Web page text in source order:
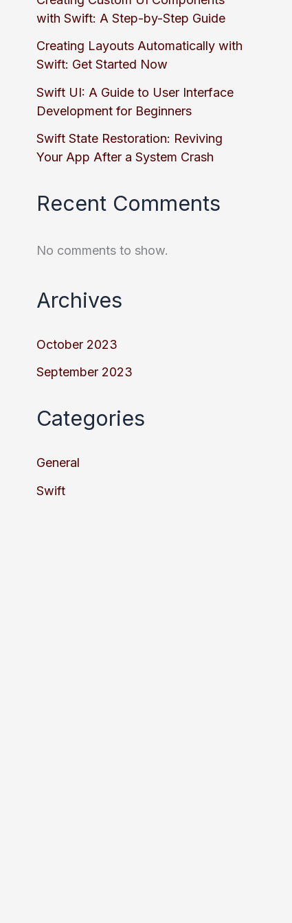
with Swift: A Step-by-Step Guide
Creating Layouts Automatically with
Swift: Get Started Now
Swift UI: A Guide to User Interface
Development for Beginners
Swift State Restoration: Reviving
Your App After a System Crash
Recent Comments
No comments to show.
Archives
October 2023
September 2023
Categories
General
Swift